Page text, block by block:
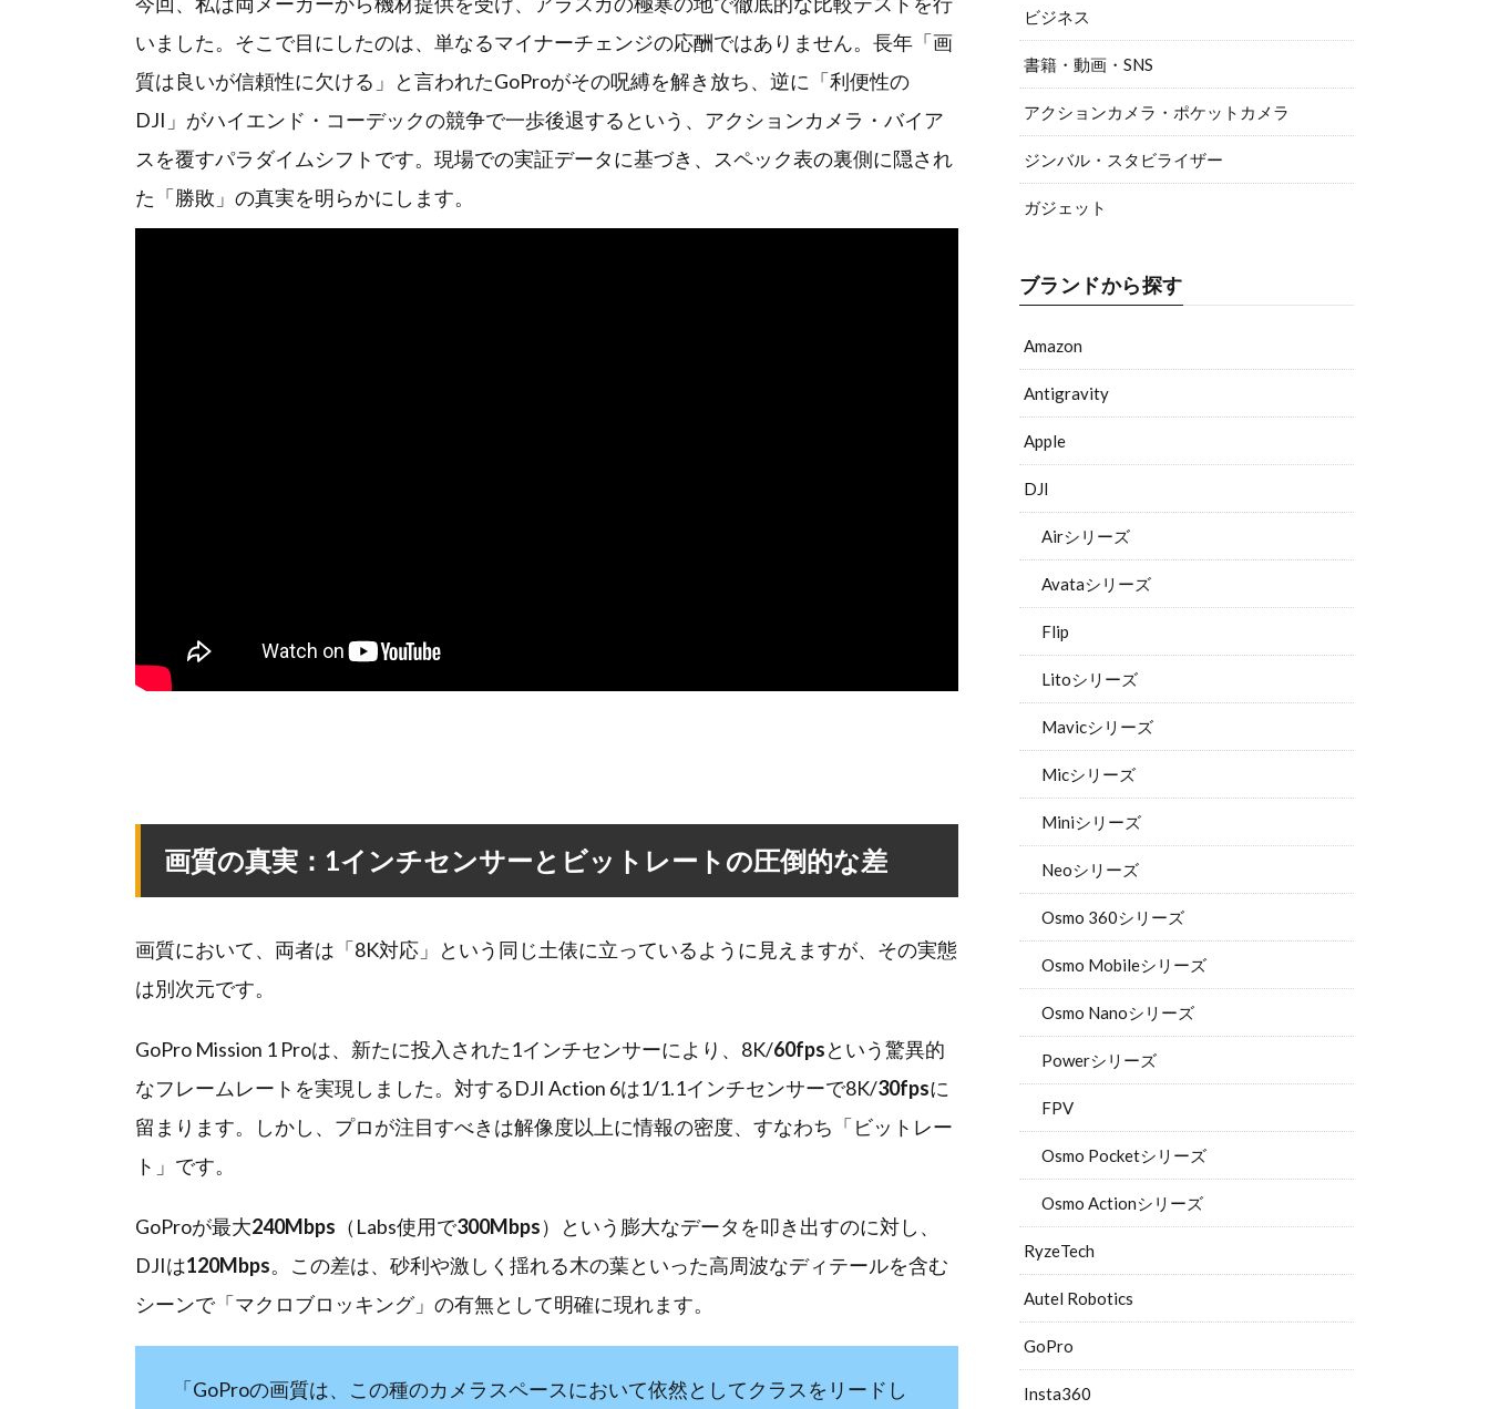
いました。そこで目にしたのは、単なるマイナーチェンジの応酬ではありません。長年「画
質は良いが信頼性に欠ける」と言われたGoProがその呪縛を解き放ち、逆に「利便性の
DJI」がハイエンド・コーデックの競争で一歩後退するという、アクションカメラ・バイア
スを覆すパラダイムシフトです。現場での実証データに基づき、スペック表の裏側に隠され
た「勝敗」の真実を明らかにします。
画質の真実：1インチセンサーとビットレートの圧倒的な差
画質において、両者は「8K対応」という同じ土俵に立っているように見えますが、その実態
は別次元です。
GoPro Mission 1 Proは、新たに投入された1インチセンサーにより、8K/60fpsという驚異的
なフレームレートを実現しました。対するDJI Action 6は1/1.1インチセンサーで8K/30fpsに
留まります。しかし、プロが注目すべきは解像度以上に情報の密度、すなわち「ビットレー
ト」です。
GoProが最大240Mbps （Labs使用で300Mbps）という膨大なデータを叩き出すのに対し、
DJIは120Mbps。この差は、砂利や激しく揺れる木の葉といった高周波なディテールを含む
シーンで「マクロブロッキング」の有無として明確に現れます。
「GoProの画質は、この種のカメラスペースにおいて依然としてクラスをリードし
ビジネス
書籍・動画・SNS
アクションカメラ・ポケットカメラ
ジンバル・スタビライザー
ガジェット
ブランドから探す
Amazon
Antigravity
Apple
DJI
Airシリーズ
Avataシリーズ
Flip
Litoシリーズ
Mavicシリーズ
Micシリーズ
Miniシリーズ
Neoシリーズ
Osmo 360シリーズ
Osmo Mobileシリーズ
Osmo Nanoシリーズ
Powerシリーズ
FPV
Osmo Pocketシリーズ
Osmo Actionシリーズ
RyzeTech
Autel Robotics
GoPro
Insta360